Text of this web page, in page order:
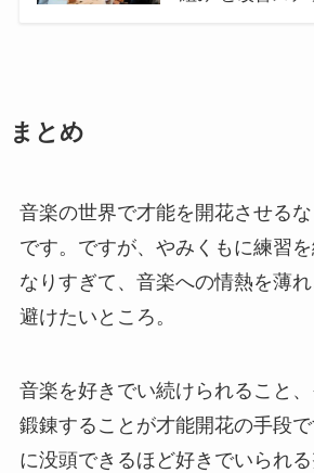
まとめ
音楽の世界で才能を開花させる
です。ですが、やみくもに練習
なりすぎて、音楽への情熱を薄
避けたいところ。
音楽を好きでい続けられること
鍛錬することが才能開花の手段
に没頭できるほど好きでいられ